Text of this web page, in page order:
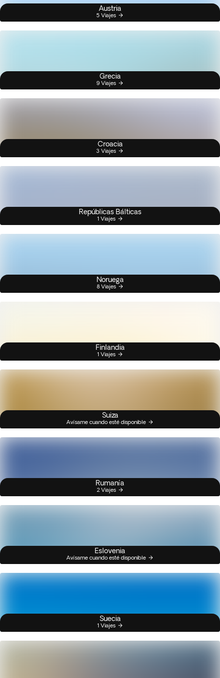
Austria
5 Viajes
Grecia
9 Viajes
Croacia
3 Viajes
Repúblicas Bálticas
1 Viajes
Noruega
8 Viajes
Finlandia
1 Viajes
Suiza
Avísame cuando esté disponible
Rumanía
2 Viajes
Eslovenia
Avísame cuando esté disponible
Suecia
1 Viajes